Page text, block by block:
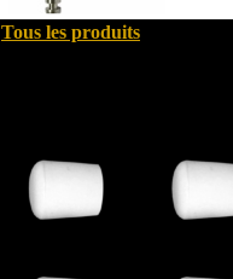
Tous les produits